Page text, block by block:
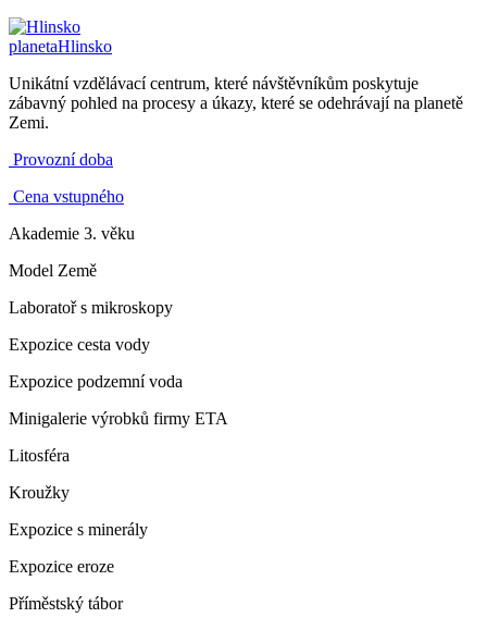
planetaHlinsko
Unikátní vzdělávací centrum, které návštěvníkům poskytuje
zábavný pohled na procesy a úkazy, které se odehrávají na planetě
Zemi.
Provozní doba
Cena vstupného
Akademie 3. věku
Model Země
Laboratoř s mikroskopy
Expozice cesta vody
Expozice podzemní voda
Minigalerie výrobků firmy ETA
Litosféra
Kroužky
Expozice s minerály
Expozice eroze
Příměstský tábor